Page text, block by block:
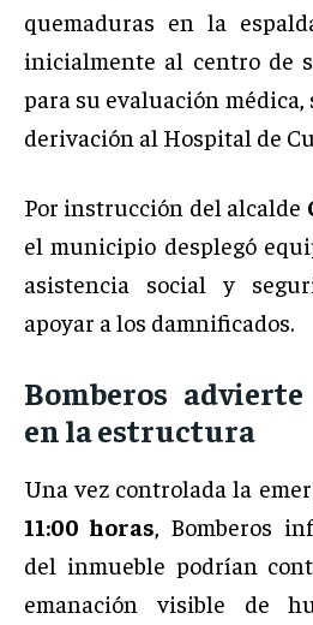
quemaduras en la
inicialmente al centro de
para su evaluación
derivación al Hospital de
Por instrucción del alcalde
el municipio desplegó
asistencia social y
apoyar a los damnificados.
Bomberos
en la estructura
Una vez controlada la
11:00 horas, Bomberos
del inmueble podrían
emanación visible de